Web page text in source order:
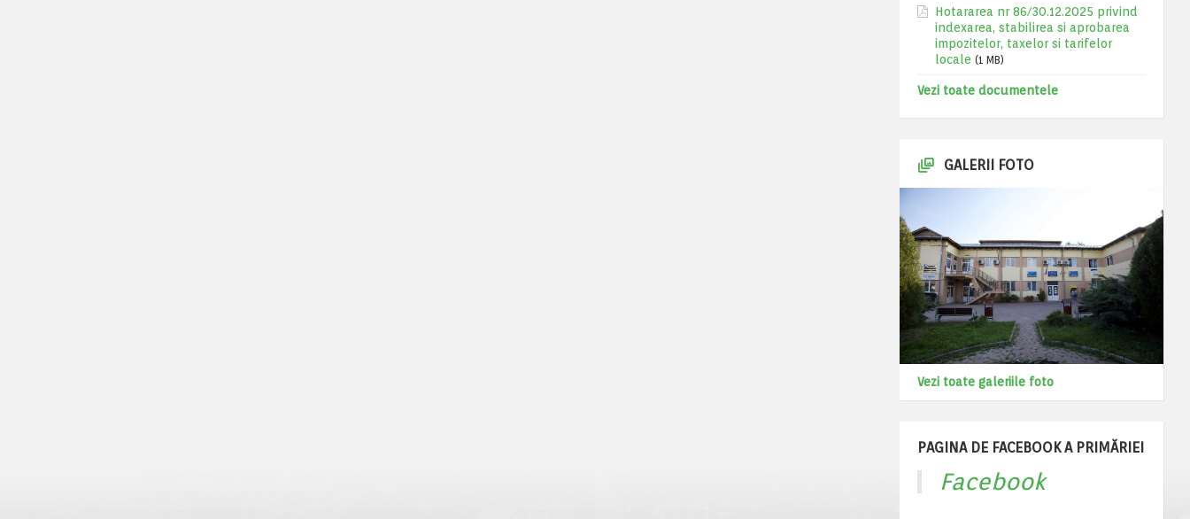
Hotararea nr 86/30.12.2025 privind
indexarea, stabilirea si aprobarea
impozitelor, taxelor si tarifelor
locale (1 MB)
Vezi toate documentele
GALERII FOTO
Vezi toate galeriile foto
PAGINA DE FACEBOOK A PRIMĂRIEI
Facebook